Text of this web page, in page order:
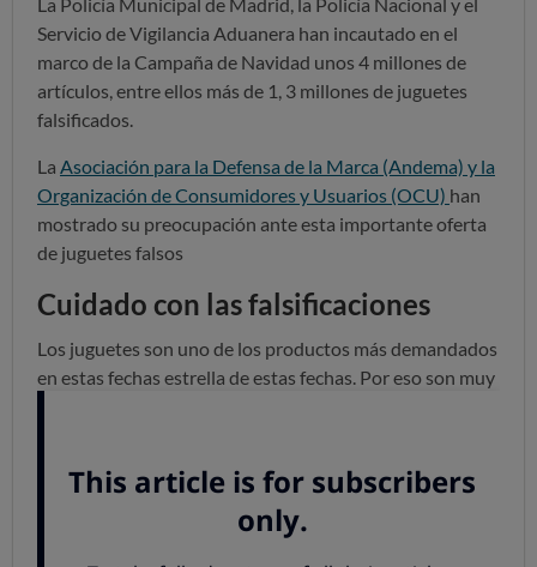
Servicio de Vigilancia Aduanera han incautado en el
marco de la Campaña de Navidad unos 4 millones de
artículos, entre ellos más de 1, 3 millones de juguetes
falsificados.
La Asociación para la Defensa de la Marca (Andema) y la
Organización de Consumidores y Usuarios (OCU) han
mostrado su preocupación ante esta importante oferta
de juguetes falsos
Cuidado con las falsificaciones
Los juguetes son uno de los productos más demandados
en estas fechas estrella de estas fechas. Por eso son muy
que el juguete pueda ser falso. Insistimos además en la
necesidad de prestar especial atención a los juguetes